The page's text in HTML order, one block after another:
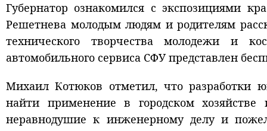
Губернатор ознакомился с экспозициями
Решетнева молодым людям и родителям
технического творчества молодежи и
автомобильного сервиса СФУ представлен
Михаил Котюков отметил, что разработки
найти применение в городском
неравнодушие к инженерному делу и